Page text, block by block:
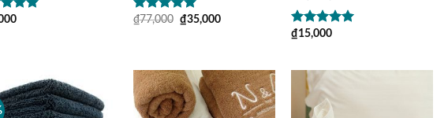
xếp
Được xếp
₫77,000 ₫35,000
Được xếp
₫15,000